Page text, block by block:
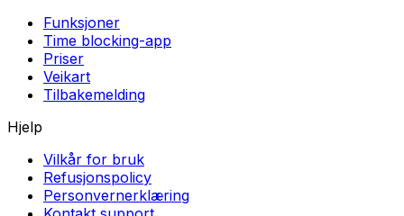
Funksjoner
Time blocking-app
Priser
Veikart
Tilbakemelding
Hjelp
Vilkår for bruk
Refusjonspolicy
Personvernerklæring